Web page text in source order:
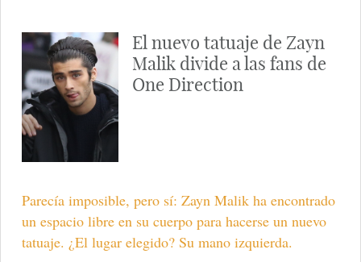
El nuevo tatuaje de Zayn
Malik divide a las fans de
One Direction
Parecía imposible, pero sí: Zayn Malik ha encontrado
un espacio libre en su cuerpo para hacerse un nuevo
tatuaje. ¿El lugar elegido? Su mano izquierda.